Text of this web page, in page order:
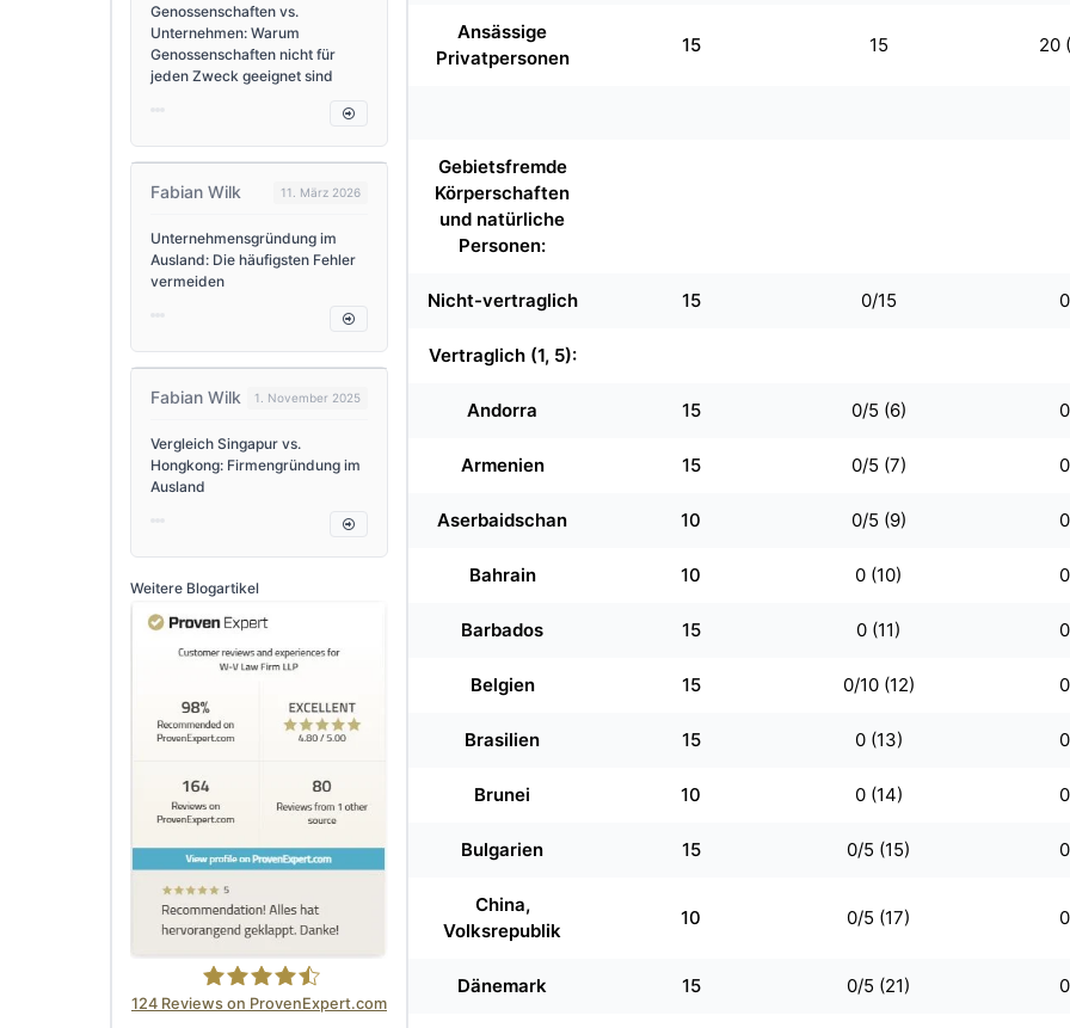
Genossenschaften vs.
Unternehmen: Warum
Genossenschaften nicht für
jeden Zweck geeignet sind
Fabian Wilk 11. März 2026
Unternehmensgründung im
Ausland: Die häufigsten Fehler
vermeiden
Fabian Wilk 1. November 2025
Vergleich Singapur vs.
Hongkong: Firmengründung im
Ausland
Weitere Blogartikel
124 Reviews on ProvenExpert.com
Ansässige
Privatpersonen
15 15 20
Gebietsfremde
Körperschaften
und natürliche
Personen:
Nicht-vertraglich 15 0/15 0
Vertraglich (1, 5):
Andorra 15 0/5 (6) 0
Armenien 15 0/5 (7) 0
Aserbaidschan 10 0/5 (9) 0
Bahrain 10 0 (10) 0
Barbados 15 0 (11) 0
Belgien 15 0/10 (12) 0
Brasilien 15 0 (13) 0
Brunei 10 0 (14) 0
Bulgarien 15 0/5 (15) 0
China,
Volksrepublik
10 0/5 (17) 0
Dänemark 15 0/5 (21) 0